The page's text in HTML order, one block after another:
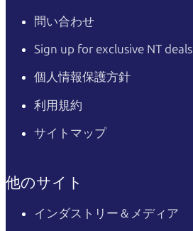
問い合わせ
Sign up for exclusive NT deals
個人情報保護方針
利用規約
サイトマップ
他のサイト
インダストリー＆メディア